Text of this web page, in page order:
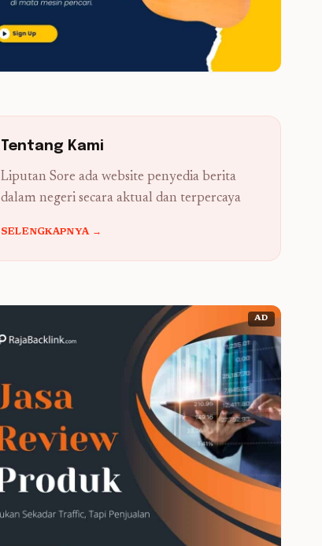
Tentang Kami
Liputan Sore ada website penyedia berita
dalam negeri secara aktual dan terpercaya
SELENGKAPNYA →
AD